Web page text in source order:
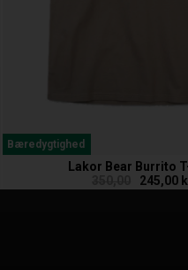
Bæredygtighed
Lakor Bear Burrito
245,00